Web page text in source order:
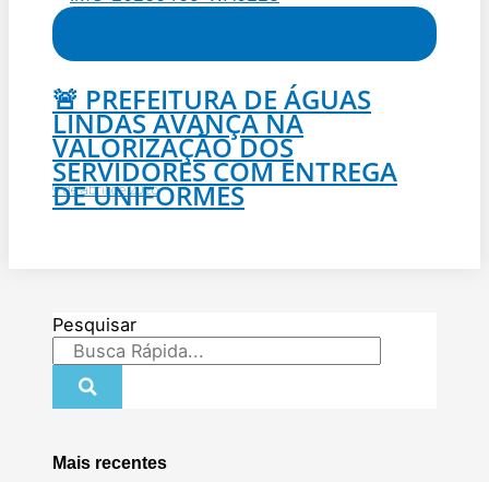
🚨 PREFEITURA DE ÁGUAS
LINDAS AVANÇA NA
VALORIZAÇÃO DOS
SERVIDORES COM ENTREGA
DE UNIFORMES
9 de abril de 2026
Pesquisar
Mais recentes